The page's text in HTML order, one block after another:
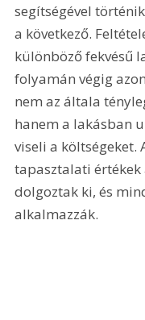
segítségével
a következő.
különböző fekvésű
folyamán végig
nem az általa
hanem a lakásban
viseli a költségeket.
tapasztalati
dolgoztak ki, és
alkalmazzák.